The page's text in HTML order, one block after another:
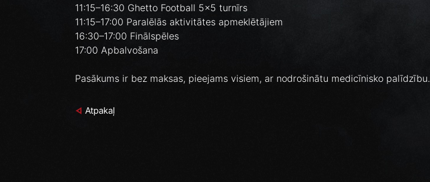
11:15–16:30 Ghetto Football 5x5 turnīrs
11:15–17:00 Paralēlās aktivitātes apmeklētājiem
16:30–17:00 Finālspēles
17:00 Apbalvošana
Pasākums ir bez maksas, pieejams visiem, ar nodrošinātu medicīnisko palīdzību.
Atpakaļ